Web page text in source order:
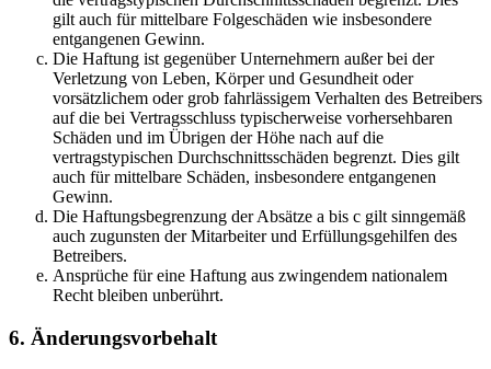
gilt auch für mittelbare Folgeschäden wie insbesondere
entgangenen Gewinn.
Die Haftung ist gegenüber Unternehmern außer bei der
Verletzung von Leben, Körper und Gesundheit oder
vorsätzlichem oder grob fahrlässigem Verhalten des Betreibers
auf die bei Vertragsschluss typischerweise vorhersehbaren
Schäden und im Übrigen der Höhe nach auf die
vertragstypischen Durchschnittsschäden begrenzt. Dies gilt
auch für mittelbare Schäden, insbesondere entgangenen
Gewinn.
Die Haftungsbegrenzung der Absätze a bis c gilt sinngemäß
auch zugunsten der Mitarbeiter und Erfüllungsgehilfen des
Betreibers.
Ansprüche für eine Haftung aus zwingendem nationalem
Recht bleiben unberührt.
6. Änderungsvorbehalt